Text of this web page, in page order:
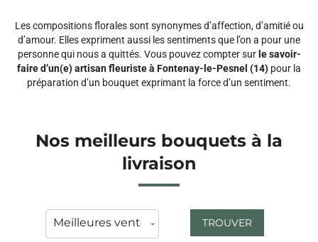
Les compositions florales sont synonymes d’affection, d’amitié ou
d’amour. Elles expriment aussi les sentiments que l’on a pour une
personne qui nous a quittés. Vous pouvez compter sur le savoir-
faire d’un(e) artisan fleuriste à Fontenay-le-Pesnel (14) pour la
préparation d’un bouquet exprimant la force d’un sentiment.
Nos meilleurs bouquets à la
livraison
TROUVER